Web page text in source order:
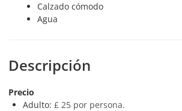
Calzado cómodo
Agua
Descripción
Precio
Adulto: £ 25 por persona.